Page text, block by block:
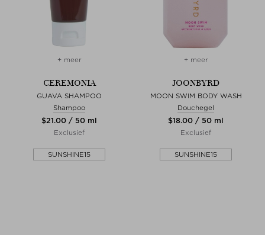
+ meer
CEREMONIA
GUAVA SHAMPOO
Shampoo
$‌21.00 / 50 ml
Exclusief
SUNSHINE15
+ meer
JOONBYRD
MOON SWIM BODY WASH
Douchegel
$‌18.00 / 50 ml
Exclusief
SUNSHINE15